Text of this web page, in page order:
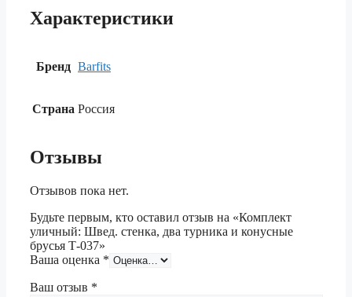
Характеристики
Бренд Barfits
Страна Россия
Отзывы
Отзывов пока нет.
Будьте первым, кто оставил отзыв на «Комплект
уличный: Швед. стенка, два турника и конусные
брусья Т-037»
Ваша оценка *
Ваш отзыв *